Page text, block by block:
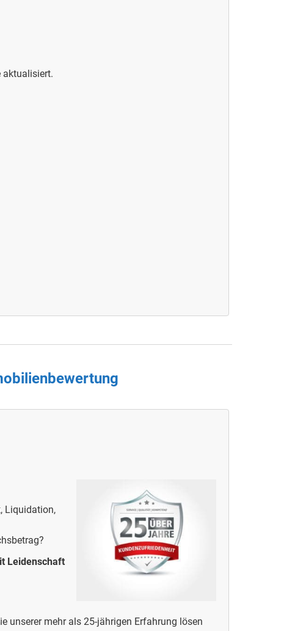
aktualisiert.
Liquidation,
Leidenschaft
unserer mehr als 25-jährigen Erfahrung lösen